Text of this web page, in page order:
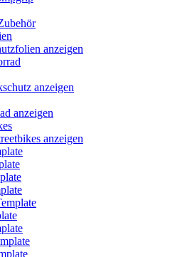
anzeigen
anzeigen
anzeigen
anzeigen